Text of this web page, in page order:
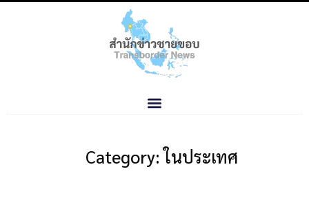
Category: ในประเทศ